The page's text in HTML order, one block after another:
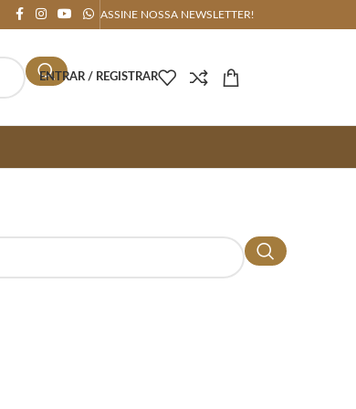
ASSINE NOSSA NEWSLETTER!
ENTRAR / REGISTRAR